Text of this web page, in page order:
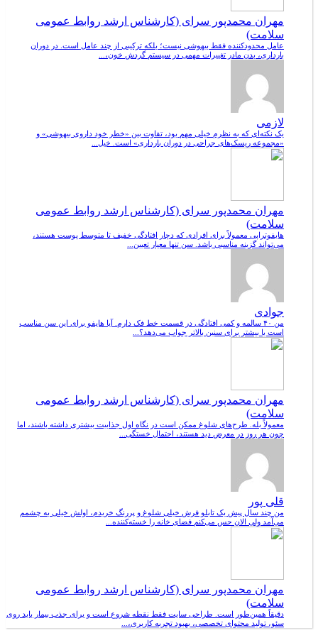
مهران محمدپور سرای (کارشناس ارشد روابط عمومی
سلامت)
عامل محدودکننده فقط بیهوشی نیست؛ بلکه ترکیبی از چند عامل است. در دوران
بارداری، بدن مادر تغییرات مهمی در سیستم گردش خون،...
لازمی
یک نکته‌ای که به نظرم خیلی مهم بود، تفاوت بین «خطر خود داروی بیهوشی» و
«مجموعه ریسک‌های جراحی در دوران بارداری» است. خیل...
مهران محمدپور سرای (کارشناس ارشد روابط عمومی
سلامت)
هایفوتراپی معمولاً برای افرادی که دچار افتادگی خفیف تا متوسط پوست هستند،
می‌تواند گزینه مناسبی باشد. سن تنها معیار تعیین...
جوادی
من ۴۰ سالمه و کمی افتادگی در قسمت خط فک دارم. آیا هایفو برای این سن مناسب
است یا بیشتر برای سنین بالاتر جواب می‌دهد؟...
مهران محمدپور سرای (کارشناس ارشد روابط عمومی
سلامت)
معمولاً بله. طرح‌های شلوغ ممکن است در نگاه اول جذابیت بیشتری داشته باشند، اما
چون هر روز در معرض دید هستند، احتمال خستگی...
قلی پور
من چند سال پیش یک تابلو فرش خیلی شلوغ و پررنگ خریدم، اولش خیلی به چشمم
می‌آمد ولی الان حس می‌کنم فضای خانه را خسته‌کننده...
مهران محمدپور سرای (کارشناس ارشد روابط عمومی
سلامت)
دقیقاً همین‌طور است. طراحی سایت فقط نقطه شروع است و برای جذب بیمار باید روی
سئو، تولید محتوای تخصصی، بهبود تجربه کاربری،...